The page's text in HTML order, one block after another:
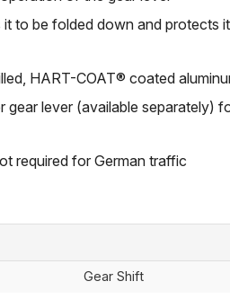
it to be folded down and protects
HART-COAT® coated
lever (available separately)
required for German traffic
Gear Shift